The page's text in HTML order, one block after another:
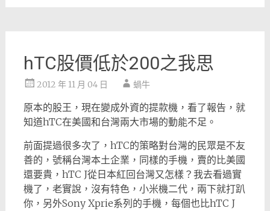
hTC股價低於200之我思
2012 年 11 月 04 日 蝸牛
原本的股王，現在變成外資的提款機，看了報告，就
知道hTC在美國和台灣兩大市場的動能不足。
前面提過很多次了，hTC的策略對台灣的民眾是不友
善的，號稱台灣本土企業，同樣的手機，賣的比美國
還要貴，hTC J從日本紅回台灣又怎樣？我去看過實
機了，老實說，沒有特色，小米機二代，兩下就打趴
你，另外Sony Xprie系列的手機，每個也比hTC J